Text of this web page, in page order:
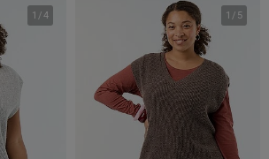
1 /4 1 / 5